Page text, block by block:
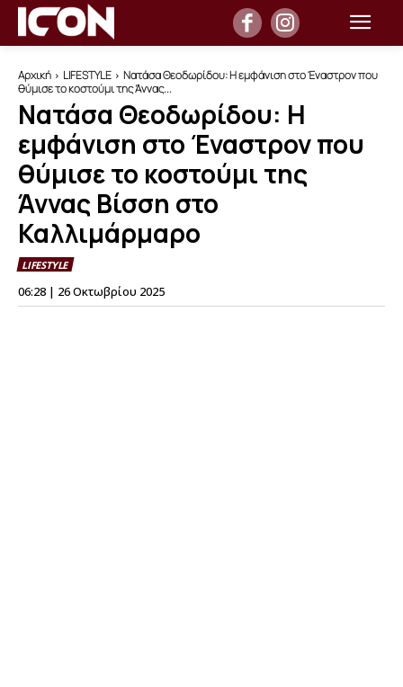
Αρχική LIFESTYLE
Νατάσα Θεοδωρίδου: Η εμφάνιση στο Έναστρον που
θύμισε το κοστούμι της Άννας...
Νατάσα Θεοδωρίδου: Η
εμφάνιση στο Έναστρον που
θύμισε το κοστούμι της
Άννας Βίσση στο
Καλλιμάρμαρο
LIFESTYLE
06:28 | 26 Οκτωβρίου 2025